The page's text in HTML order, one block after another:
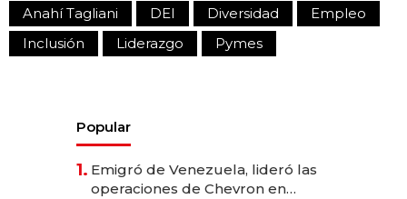
Anahí Tagliani DEI Diversidad
Empleo
Inclusión
Liderazgo Pymes
Popular
1. Emigró de Venezuela, lideró las
operaciones de Chevron en